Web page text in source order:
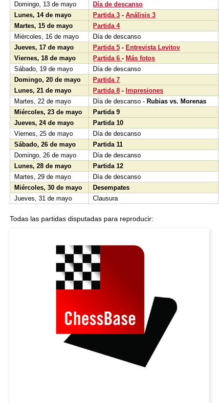
Domingo, 13 de mayo
Día de descanso
Lunes, 14 de mayo
Partida 3 -Análisis 3
Martes, 15 de mayo
Partida 4
Miércoles, 16 de mayo
Día de descanso
Jueves, 17 de mayo
Partida 5 - Entrevista Levitov
Viernes, 18 de mayo
Partida 6- Más fotos
Sábado, 19 de mayo
Día de descanso
Domingo, 20 de mayo
Partida 7
Lunes, 21 de mayo
Partida 8 - Impresiones
Martes, 22 de mayo
Día de descanso - Rubias vs. Morenas
Miércoles, 23 de mayo
Partida 9
Jueves, 24 de mayo
Partida 10
Viernes, 25 de mayo
Día de descanso
Sábado, 26 de mayo
Partida 11
Domingo, 26 de mayo
Día de descanso
Lunes, 28 de mayo
Partida 12
Martes, 29 de mayo
Día de descanso
Miércoles, 30 de mayo
Desempates
Jueves, 31 de mayo
Clausura
Todas las partidas disputadas para reproducir: